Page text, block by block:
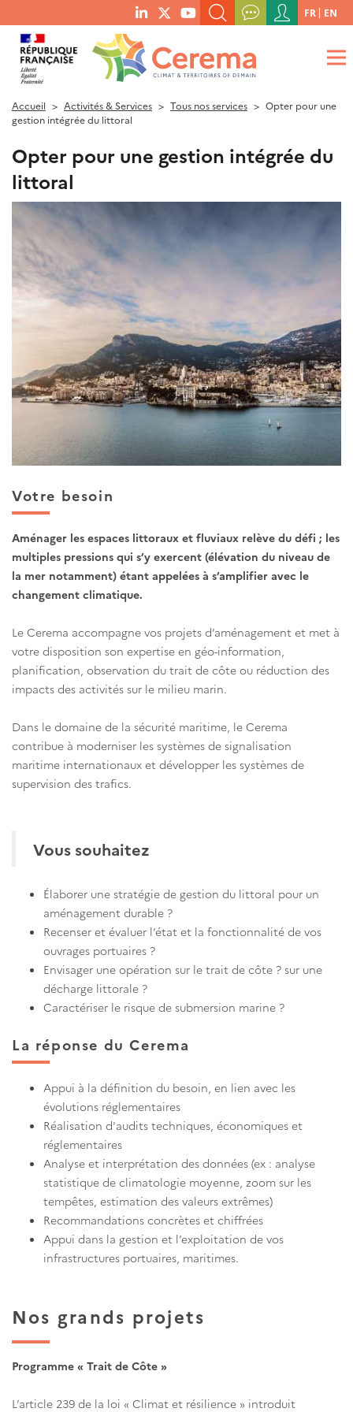
menu
social
links
RECHERCHER UN MOT-CLÉ, UNE PUBLICATION, ETC.
QUE RECHERCHEZ-VOUS ?
Menu
du
compte
de
FR EN
Accueil Activités & Services Tous nos services
Opter pour une
gestion intégrée du littoral
Opter pour une gestion intégrée du
littoral
Votre besoin
Aménager les espaces littoraux et fluviaux relève du défi ; les
multiples pressions qui s’y exercent (élévation du niveau de
la mer notamment) étant appelées à s’amplifier avec le
changement climatique.
Le Cerema accompagne vos projets d’aménagement et met à
votre disposition son expertise en géo-information,
planification, observation du trait de côte ou réduction des
impacts des activités sur le milieu marin.
Dans le domaine de la sécurité maritime, le Cerema
contribue à moderniser les systèmes de signalisation
maritime internationaux et développer les systèmes de
supervision des trafics.
Vous souhaitez
Élaborer une stratégie de gestion du littoral pour un
aménagement durable ?
Recenser et évaluer l’état et la fonctionnalité de vos
ouvrages portuaires ?
Envisager une opération sur le trait de côte ? sur une
décharge littorale ?
Caractériser le risque de submersion marine ?
La réponse du Cerema
Appui à la définition du besoin, en lien avec les
évolutions réglementaires
Réalisation d'audits techniques, économiques et
réglementaires
Analyse et interprétation des données (ex : analyse
statistique de climatologie moyenne, zoom sur les
tempêtes, estimation des valeurs extrêmes)
Recommandations concrètes et chiffrées
Appui dans la gestion et l’exploitation de vos
infrastructures portuaires, maritimes.
Nos grands projets
Programme « Trait de Côte »
L’article 239 de la loi « Climat et résilience » introduit